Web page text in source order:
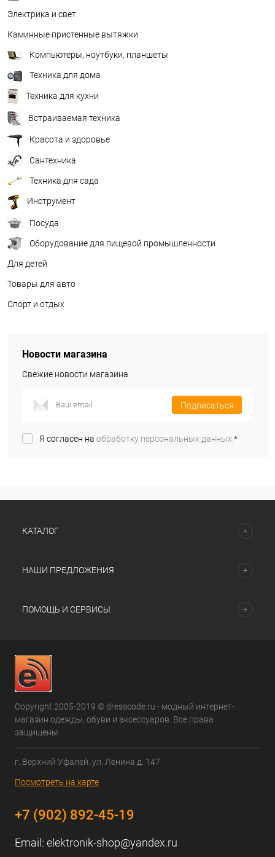
Электрика и свет
Каминные пристенные вытяжки
Компьютеры, ноутбуки, планшеты
Техника для дома
Техника для кухни
Встраиваемая техника
Красота и здоровье
Сантехника
Техника для сада
Инструмент
Посуда
Оборудование для пищевой промышленности
Для детей
Товары для авто
Спорт и отдых
Новости магазина
Свежие новости магазина
Подписаться
Я согласен на обработку персональных данных. *
КАТАЛОГ
НАШИ ПРЕДЛОЖЕНИЯ
ПОМОЩЬ И СЕРВИСЫ
Copyright 2005-2019 © dresscode.ru - модный интернет-
магазин одежды, обуви и аксессуаров. Все права
защищены.
г. Верхний Уфалей. ул. Ленина д. 147
Посмотреть на карте
+7 (902) 892-45-19
Email: elektronik-shop@yandex.ru